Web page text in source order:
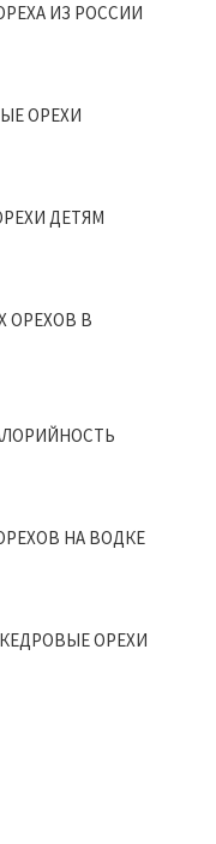
ИЗ РОССИИ
ОРЕХИ
ДЕТЯМ
ОРЕХОВ В
НА ВОДКЕ
ОРЕХИ